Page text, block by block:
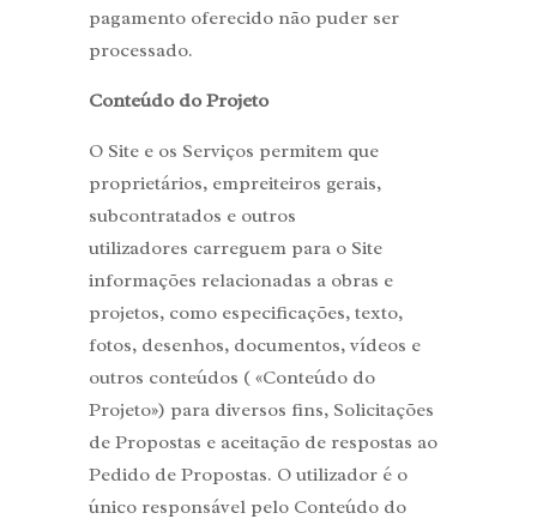
pagamento oferecido não puder ser
processado.
Conteúdo do Projeto
O Site e os Serviços permitem que
proprietários, empreiteiros gerais,
subcontratados e outros
utilizadores carreguem para o Site
informações relacionadas a obras e
projetos, como especificações, texto,
fotos, desenhos, documentos, vídeos e
outros conteúdos ( «Conteúdo do
Projeto») para diversos fins, Solicitações
de Propostas e aceitação de respostas ao
Pedido de Propostas. O utilizador é o
único responsável pelo Conteúdo do